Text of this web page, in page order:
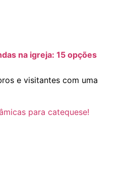
na igreja: 15 opções
e visitantes com uma